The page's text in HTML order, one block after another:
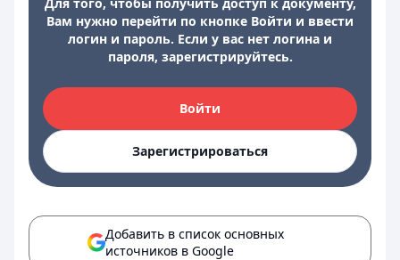
Вам нужно перейти по кнопке Войти и ввести
логин и пароль. Если у вас нет логина и
пароля, зарегистрируйтесь.
Войти
Зарегистрироваться
Добавить в список основных
источников в Google